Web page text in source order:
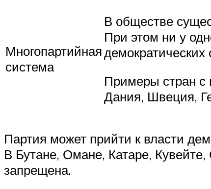
Многопартийная
система
В обществе
При этом ни у
демократических
Примеры стран с
Дания, Швеция,
Партия может прийти к власти
В Бутане, Омане, Катаре,
запрещена.